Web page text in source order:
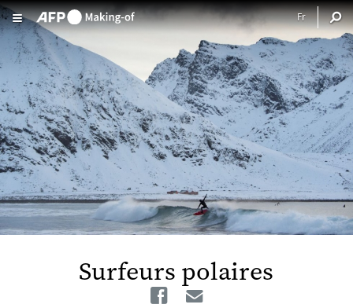
Aller au contenu principal
Surfeurs polaires
Facebook